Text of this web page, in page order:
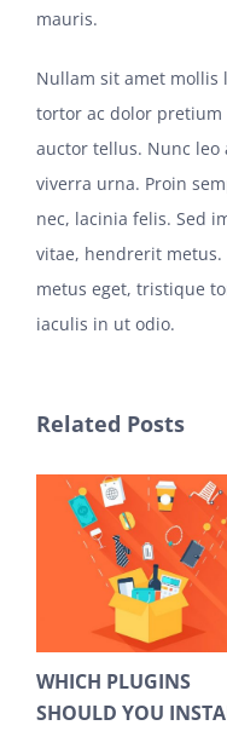
mauris.
Nullam sit amet mollis
tortor ac dolor pretium
auctor tellus. Nunc
viverra urna. Proin
nec, lacinia felis. Sed
vitae, hendrerit
metus eget, tristique
iaculis in ut odio.
Related Posts
WHICH PLUGINS
SHOULD YOU